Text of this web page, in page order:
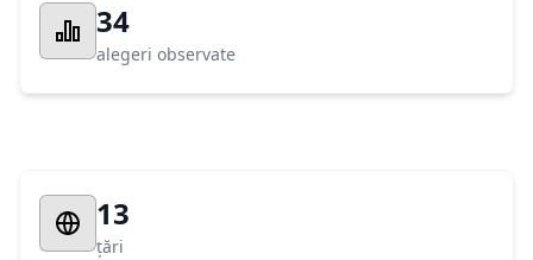
alegeri observate
34
țări
13